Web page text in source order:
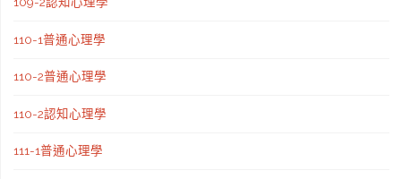
110-1普通心理學
110-2普通心理學
110-2認知心理學
111-1普通心理學